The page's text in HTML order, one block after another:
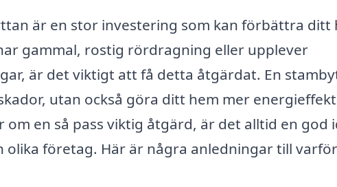
är en stor investering som kan förbättra ditt
gammal, rostig rördragning eller upplever
är det viktigt att få detta åtgärdat. En
utan också göra ditt hem mer
en så pass viktig åtgärd, är det alltid en god
företag. Här är några anledningar till varför